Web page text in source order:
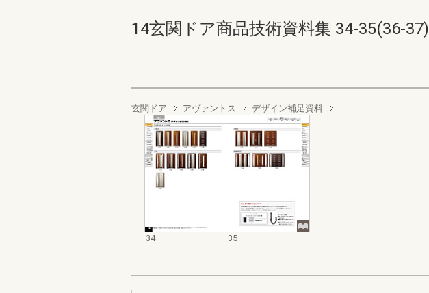
14玄関ドア商品技術資料集 34-35(36-37)
玄関ドア アヴァントス デザイン補足資料
34 35